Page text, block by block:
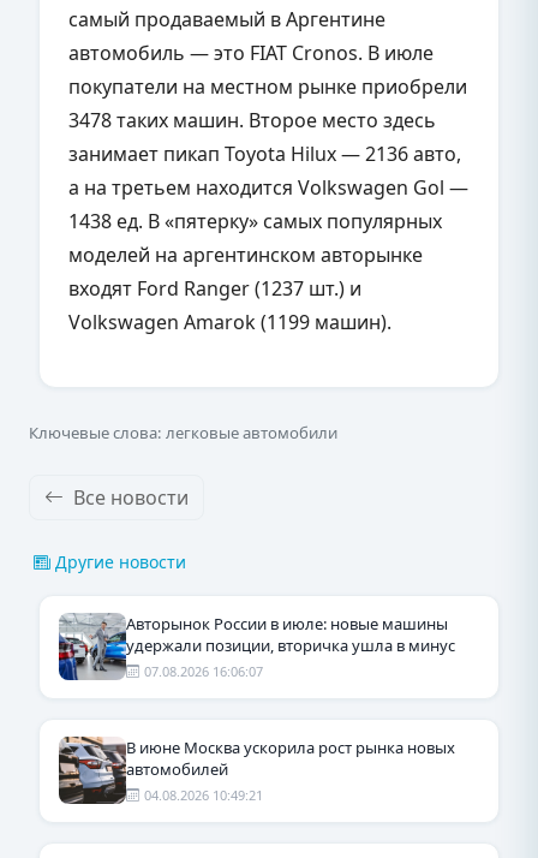
самый продаваемый в Аргентине
автомобиль — это FIAT Cronos. В июле
покупатели на местном рынке приобрели
3478 таких машин. Второе место здесь
занимает пикап Toyota Hilux — 2136 авто,
а на третьем находится Volkswagen Gol —
1438 ед. В «пятерку» самых популярных
моделей на аргентинском авторынке
входят Ford Ranger (1237 шт.) и
Volkswagen Amarok (1199 машин).
Ключевые слова: легковые автомобили
Все новости
Другие новости
Авторынок России в июле: новые машины
удержали позиции, вторичка ушла в минус
07.08.2026 16:06:07
В июне Москва ускорила рост рынка новых
автомобилей
04.08.2026 10:49:21